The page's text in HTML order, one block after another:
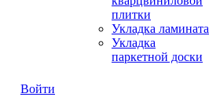
плитки
Укладка ламината
Укладка
паркетной доски
Войти